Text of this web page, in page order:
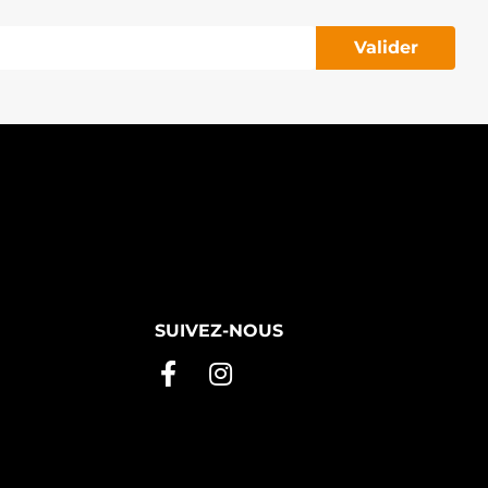
Valider
SUIVEZ-NOUS